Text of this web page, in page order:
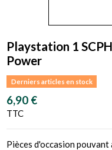
Playstation 1
Power
Derniers articles en stock
6,90 €
TTC
Pièces d'occasion